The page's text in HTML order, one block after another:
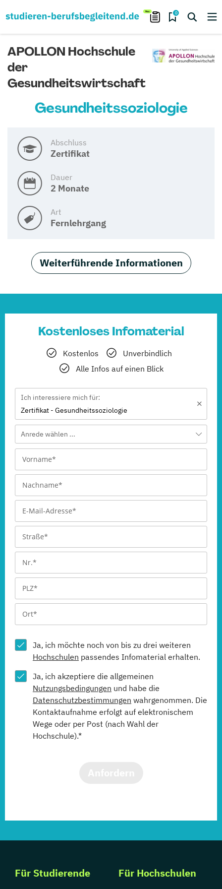
0
APOLLON Hochschule
der
Gesundheitswirtschaft
Gesundheitssoziologie
Abschluss
Zertifikat
Dauer
2 Monate
Art
Fernlehrgang
Weiterführende Informationen
Kostenloses Infomaterial
Kostenlos
Unverbindlich
Alle Infos auf einen Blick
Ich interessiere mich für:
Zertifikat - Gesundheitssoziologie
Anrede wählen ...
Ja, ich möchte noch von bis zu drei weiteren
Hochschulen passendes Infomaterial erhalten.
Ja, ich akzeptiere die allgemeinen
Nutzungsbedingungen und habe die
Datenschutzbestimmungen wahrgenommen. Die
Kontaktaufnahme erfolgt auf elektronischem
Wege oder per Post (nach Wahl der
Hochschule).*
Für Studierende Für Hochschulen